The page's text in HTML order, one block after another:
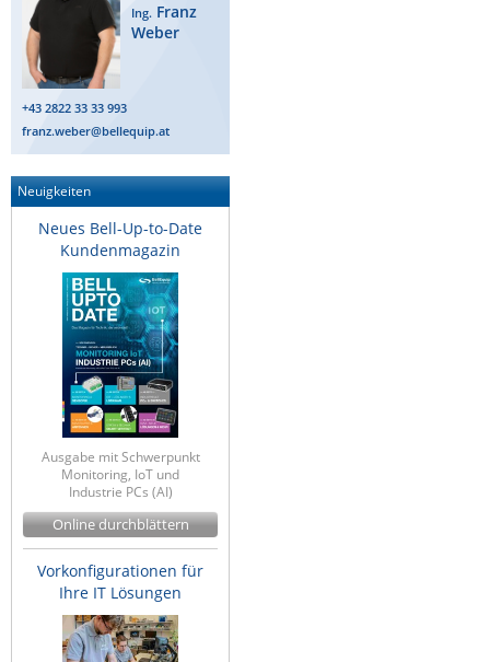
Ing. Franz
Weber
+43 2822 33 33 993
franz.weber@bellequip.at
Neuigkeiten
Neues Bell-Up-to-Date
Kundenmagazin
Ausgabe mit Schwerpunkt
Monitoring, IoT und
Industrie PCs (AI)
Online durchblättern
Vorkonfigurationen für
Ihre IT Lösungen